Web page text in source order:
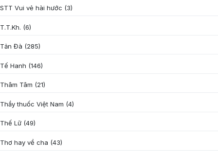
STT Vui vẻ hài hước (3)
T.T.Kh. (6)
Tản Đà (285)
Tế Hanh (146)
Thâm Tâm (21)
Thầy thuốc Việt Nam (4)
Thế Lữ (49)
Thơ hay về cha (43)